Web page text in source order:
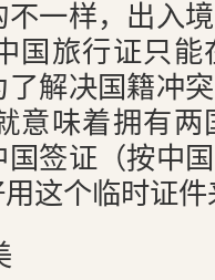
不一样，出入
国旅行证只
解决国籍冲
意味着拥有
签证（按中
这个临时证